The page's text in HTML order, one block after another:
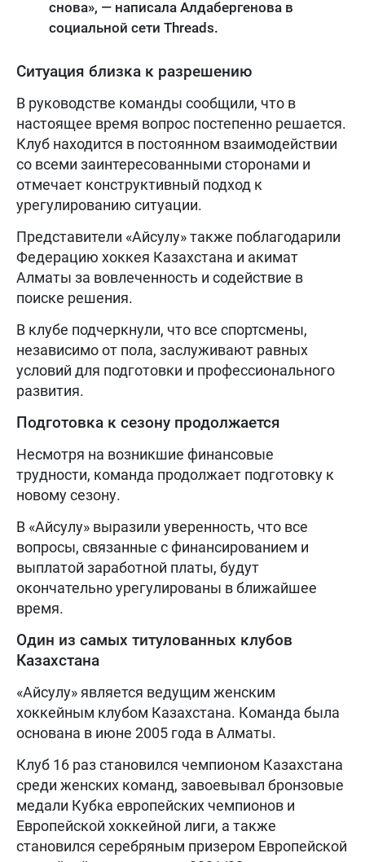
снова», — написала Алдабергенова в
социальной сети Threads.
Ситуация близка к разрешению
В руководстве команды сообщили, что в
настоящее время вопрос постепенно решается.
Клуб находится в постоянном взаимодействии
со всеми заинтересованными сторонами и
отмечает конструктивный подход к
урегулированию ситуации.
Представители «Айсулу» также поблагодарили
Федерацию хоккея Казахстана и акимат
Алматы за вовлеченность и содействие в
поиске решения.
В клубе подчеркнули, что все спортсмены,
независимо от пола, заслуживают равных
условий для подготовки и профессионального
развития.
Подготовка к сезону продолжается
Несмотря на возникшие финансовые
трудности, команда продолжает подготовку к
новому сезону.
В «Айсулу» выразили уверенность, что все
вопросы, связанные с финансированием и
выплатой заработной платы, будут
окончательно урегулированы в ближайшее
время.
Один из самых титулованных клубов
Казахстана
«Айсулу» является ведущим женским
хоккейным клубом Казахстана. Команда была
основана в июне 2005 года в Алматы.
Клуб 16 раз становился чемпионом Казахстана
среди женских команд, завоевывал бронзовые
медали Кубка европейских чемпионов и
Европейской хоккейной лиги, а также
становился серебряным призером Европейской